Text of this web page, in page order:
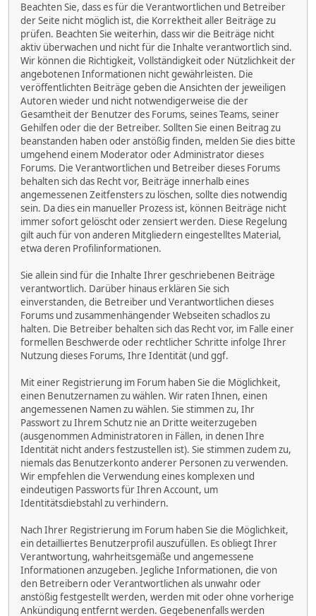
Beachten Sie, dass es für die Verantwortlichen und Betreiber
der Seite nicht möglich ist, die Korrektheit aller Beiträge zu
prüfen. Beachten Sie weiterhin, dass wir die Beiträge nicht
aktiv überwachen und nicht für die Inhalte verantwortlich sind.
Wir können die Richtigkeit, Vollständigkeit oder Nützlichkeit der
angebotenen Informationen nicht gewährleisten. Die
veröffentlichten Beiträge geben die Ansichten der jeweiligen
Autoren wieder und nicht notwendigerweise die der
Gesamtheit der Benutzer des Forums, seines Teams, seiner
Gehilfen oder die der Betreiber. Sollten Sie einen Beitrag zu
beanstanden haben oder anstößig finden, melden Sie dies bitte
umgehend einem Moderator oder Administrator dieses
Forums. Die Verantwortlichen und Betreiber dieses Forums
behalten sich das Recht vor, Beiträge innerhalb eines
angemessenen Zeitfensters zu löschen, sollte dies notwendig
sein. Da dies ein manueller Prozess ist, können Beiträge nicht
immer sofort gelöscht oder zensiert werden. Diese Regelung
gilt auch für von anderen Mitgliedern eingestelltes Material,
etwa deren Profilinformationen.
Sie allein sind für die Inhalte Ihrer geschriebenen Beiträge
verantwortlich. Darüber hinaus erklären Sie sich
einverstanden, die Betreiber und Verantwortlichen dieses
Forums und zusammenhängender Webseiten schadlos zu
halten. Die Betreiber behalten sich das Recht vor, im Falle einer
formellen Beschwerde oder rechtlicher Schritte infolge Ihrer
Nutzung dieses Forums, Ihre Identität (und ggf.
Mit einer Registrierung im Forum haben Sie die Möglichkeit,
einen Benutzernamen zu wählen. Wir raten Ihnen, einen
angemessenen Namen zu wählen. Sie stimmen zu, Ihr
Passwort zu Ihrem Schutz nie an Dritte weiterzugeben
(ausgenommen Administratoren in Fällen, in denen Ihre
Identität nicht anders festzustellen ist). Sie stimmen zudem zu,
niemals das Benutzerkonto anderer Personen zu verwenden.
Wir empfehlen die Verwendung eines komplexen und
eindeutigen Passworts für Ihren Account, um
Identitätsdiebstahl zu verhindern.
Nach Ihrer Registrierung im Forum haben Sie die Möglichkeit,
ein detailliertes Benutzerprofil auszufüllen. Es obliegt Ihrer
Verantwortung, wahrheitsgemäße und angemessene
Informationen anzugeben. Jegliche Informationen, die von
den Betreibern oder Verantwortlichen als unwahr oder
anstößig festgestellt werden, werden mit oder ohne vorherige
Ankündigung entfernt werden. Gegebenenfalls werden